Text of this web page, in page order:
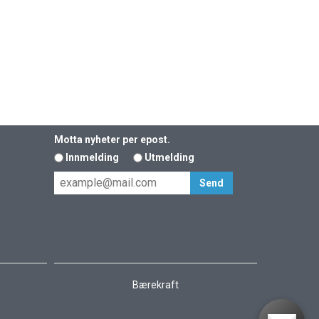
Motta nyheter per epost.
Innmelding
Utmelding
Bærekraft